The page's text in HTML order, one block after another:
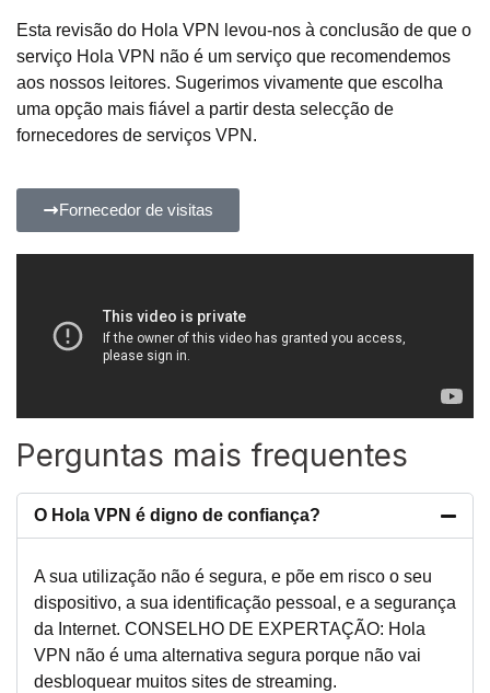
Esta revisão do Hola VPN levou-nos à conclusão de que o
serviço Hola VPN não é um serviço que recomendemos
aos nossos leitores. Sugerimos vivamente que escolha
uma opção mais fiável a partir desta selecção de
fornecedores de serviços VPN.
Fornecedor de visitas
Perguntas mais frequentes
O Hola VPN é digno de confiança?
A sua utilização não é segura, e põe em risco o seu
dispositivo, a sua identificação pessoal, e a segurança
da Internet. CONSELHO DE EXPERTAÇÃO: Hola
VPN não é uma alternativa segura porque não vai
desbloquear muitos sites de streaming.